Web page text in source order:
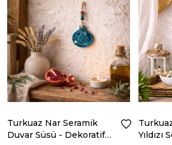
Turkuaz Nar Seramik
Duvar Süsü - Dekoratif
Yıldızı